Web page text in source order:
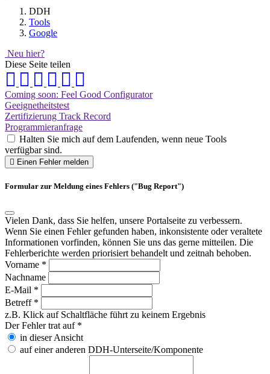
DDH
Tools
Google
Neu hier?
Diese Seite teilen
Coming soon: Feel Good Configurator
Geeignetheitstest
Zertifizierung Track Record
Programmieranfrage
Halten Sie mich auf dem Laufenden, wenn neue Tools
verfügbar sind.
Einen Fehler melden
Formular zur Meldung eines Fehlers ("Bug Report")
Vielen Dank, dass Sie helfen, unsere Portalseite zu verbessern.
Wenn Sie einen Fehler gefunden haben, inkonsistente oder veraltete
Informationen vorfinden, können Sie uns das gerne mitteilen. Die
Fehlerberichte werden priorisiert behandelt und zeitnah behoben.
Vorname *
Nachname
E-Mail *
Betreff *
z.B. Klick auf Schaltfläche führt zu keinem Ergebnis
Der Fehler trat auf *
in dieser Ansicht
auf einer anderen DDH-Unterseite/Komponente